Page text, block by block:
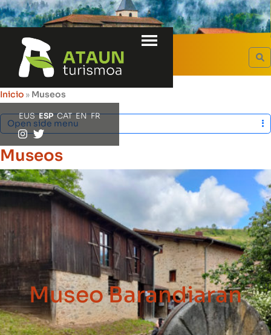
Menu
EUS ESP CAT EN FR
PATRIMONIO
Inicio » Museos
Museos
Museo Barandiaran
Open side menu